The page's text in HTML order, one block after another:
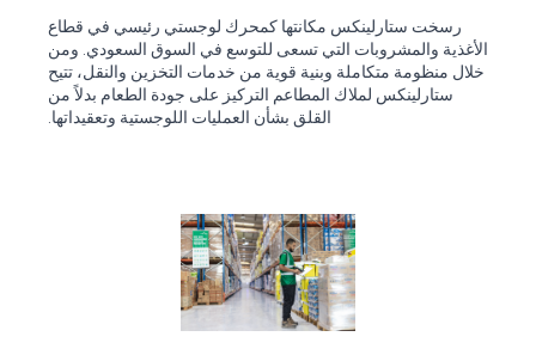
رسخت ستارلينكس مكانتها كمحرك لوجستي رئيسي في قطاع
الأغذية والمشروبات التي تسعى للتوسع في السوق السعودي. ومن
خلال منظومة متكاملة وبنية قوية من خدمات التخزين والنقل، تتيح
ستارلينكس لملاك المطاعم التركيز على جودة الطعام بدلاً من
القلق بشأن العمليات اللوجستية وتعقيداتها.